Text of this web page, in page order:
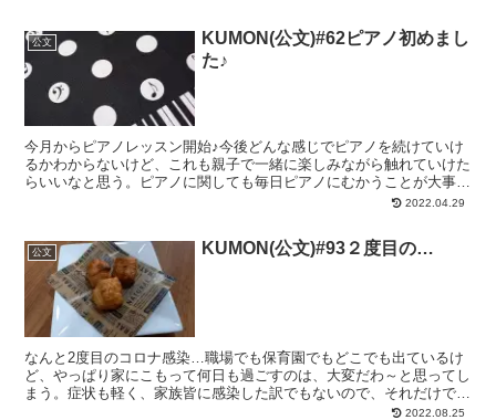
公文
KUMON(公文)#62ピアノ初めまし
た♪︎
今月からピアノレッスン開始♪︎今後どんな感じでピアノを続けていけ
るかわからないけど、これも親子で一緒に楽しみながら触れていけた
らいいなと思う。ピアノに関しても毎日ピアノにむかうことが大事だ
と思うので5分でも10分でも、続けていって習慣になれ...
2022.04.29
公文 KUMON(公文)#93２度目の…
なんと2度目のコロナ感染…職場でも保育園でもどこでも出ているけ
ど、やっぱり家にこもって何日も過ごすのは、大変だわ～と思ってし
まう。症状も軽く、家族皆に感染した訳でもないので、それだけでも
有難いことなのだけど…。その自宅療養中、外出自粛中の過...2022.08.25